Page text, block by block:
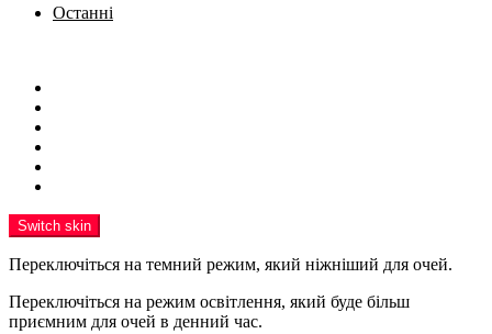
Останні
Switch skin
Переключіться на темний режим, який ніжніший для очей.
Переключіться на режим освітлення, який буде більш
приємним для очей в денний час.